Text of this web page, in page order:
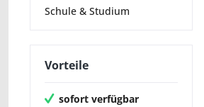
Schule & Studium
Vorteile
sofort verfügbar